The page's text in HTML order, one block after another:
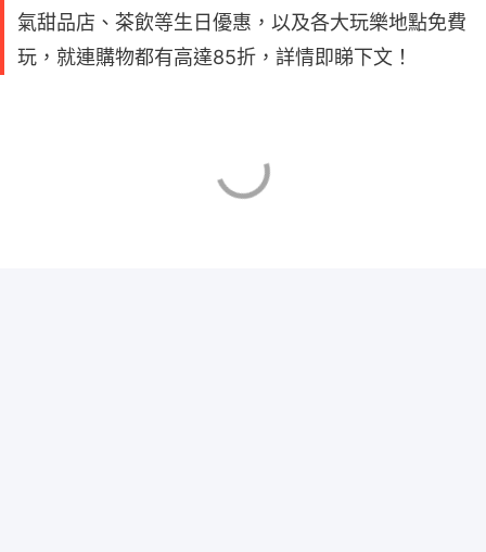
氣甜品店、茶飲等生日優惠，以及各大玩樂地點免費
玩，就連購物都有高達85折，詳情即睇下文！